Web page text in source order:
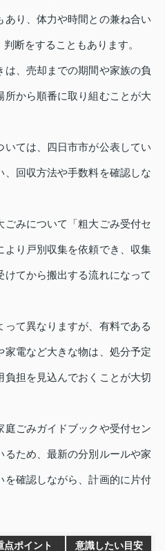
あり、体力や時間との兼ね合い
断をすることもあります。
は、売却までの期間や家族の負
から順番に取り組むことが大
ては、四日市市が公表してい
、回収方法や手数料を確認しな
ごみについて「粗大ごみ受付セ
より戸別収集を依頼でき、収集
けてから搬出する流れになって
て異なりますが、有料である
家電など大きな物は、処分予定
担を見込んでおくことが大切
庭ごみガイドブックや受付セン
るため、最新の分別ルールや家
を確認しながら、計画的に片付
点ポイント 意識したい目安